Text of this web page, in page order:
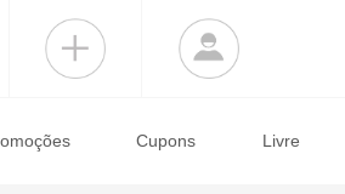
Cupons Livre